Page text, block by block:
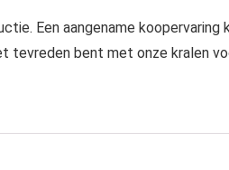
Een aangename
tevreden bent met onze kralen